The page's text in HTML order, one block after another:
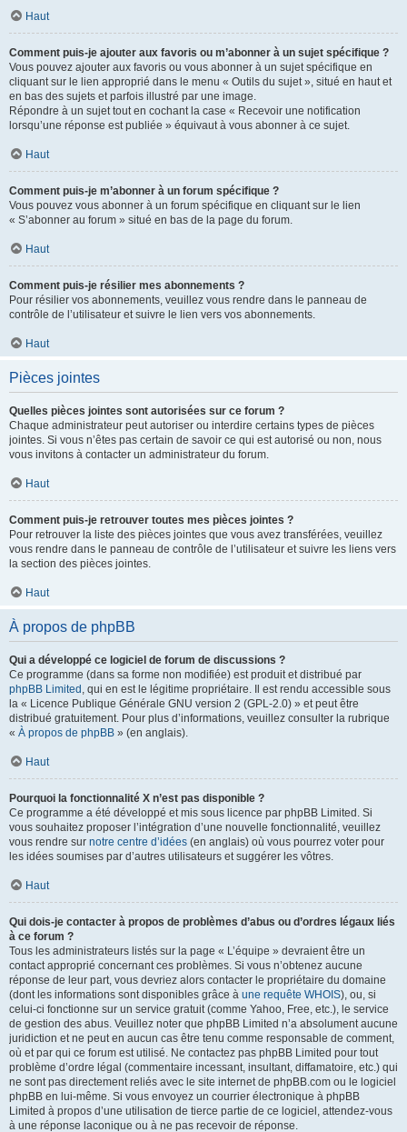
Haut
Comment puis-je ajouter aux favoris ou m’abonner à un sujet spécifique ?
Vous pouvez ajouter aux favoris ou vous abonner à un sujet spécifique en
cliquant sur le lien approprié dans le menu « Outils du sujet », situé en haut et
en bas des sujets et parfois illustré par une image.
Répondre à un sujet tout en cochant la case « Recevoir une notification
lorsqu’une réponse est publiée » équivaut à vous abonner à ce sujet.
Haut
Comment puis-je m’abonner à un forum spécifique ?
Vous pouvez vous abonner à un forum spécifique en cliquant sur le lien
« S’abonner au forum » situé en bas de la page du forum.
Haut
Comment puis-je résilier mes abonnements ?
Pour résilier vos abonnements, veuillez vous rendre dans le panneau de
contrôle de l’utilisateur et suivre le lien vers vos abonnements.
Haut
Pièces jointes
Quelles pièces jointes sont autorisées sur ce forum ?
Chaque administrateur peut autoriser ou interdire certains types de pièces
jointes. Si vous n’êtes pas certain de savoir ce qui est autorisé ou non, nous
vous invitons à contacter un administrateur du forum.
Haut
Comment puis-je retrouver toutes mes pièces jointes ?
Pour retrouver la liste des pièces jointes que vous avez transférées, veuillez
vous rendre dans le panneau de contrôle de l’utilisateur et suivre les liens vers
la section des pièces jointes.
Haut
À propos de phpBB
Qui a développé ce logiciel de forum de discussions ?
Ce programme (dans sa forme non modifiée) est produit et distribué par
phpBB Limited , qui en est le légitime propriétaire. Il est rendu accessible sous
la « Licence Publique Générale GNU version 2 (GPL-2.0) » et peut être
distribué gratuitement. Pour plus d’informations, veuillez consulter la rubrique
« À propos de phpBB » (en anglais).
Haut
Pourquoi la fonctionnalité X n’est pas disponible ?
Ce programme a été développé et mis sous licence par phpBB Limited. Si
vous souhaitez proposer l’intégration d’une nouvelle fonctionnalité, veuillez
vous rendre sur notre centre d’idées (en anglais) où vous pourrez voter pour
les idées soumises par d’autres utilisateurs et suggérer les vôtres.
Haut
Qui dois-je contacter à propos de problèmes d’abus ou d’ordres légaux liés
à ce forum ?
Tous les administrateurs listés sur la page « L’équipe » devraient être un
contact approprié concernant ces problèmes. Si vous n’obtenez aucune
réponse de leur part, vous devriez alors contacter le propriétaire du domaine
(dont les informations sont disponibles grâce à une requête WHOIS), ou, si
celui-ci fonctionne sur un service gratuit (comme Yahoo, Free, etc.), le service
de gestion des abus. Veuillez noter que phpBB Limited n’a absolument aucune
juridiction et ne peut en aucun cas être tenu comme responsable de comment,
où et par qui ce forum est utilisé. Ne contactez pas phpBB Limited pour tout
problème d’ordre légal (commentaire incessant, insultant, diffamatoire, etc.) qui
ne sont pas directement reliés avec le site internet de phpBB.com ou le logiciel
phpBB en lui-même. Si vous envoyez un courrier électronique à phpBB
Limited à propos d’une utilisation de tierce partie de ce logiciel, attendez-vous
à une réponse laconique ou à ne pas recevoir de réponse.